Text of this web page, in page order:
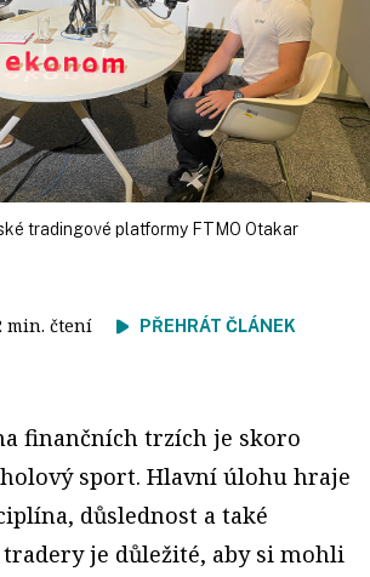
tradingové platformy FTMO Otakar
min. čtení PŘEHRÁT ČLÁNEK
finančních trzích je skoro
sport. Hlavní úlohu hraje
důslednost a také
tradery je důležité, aby si mohli